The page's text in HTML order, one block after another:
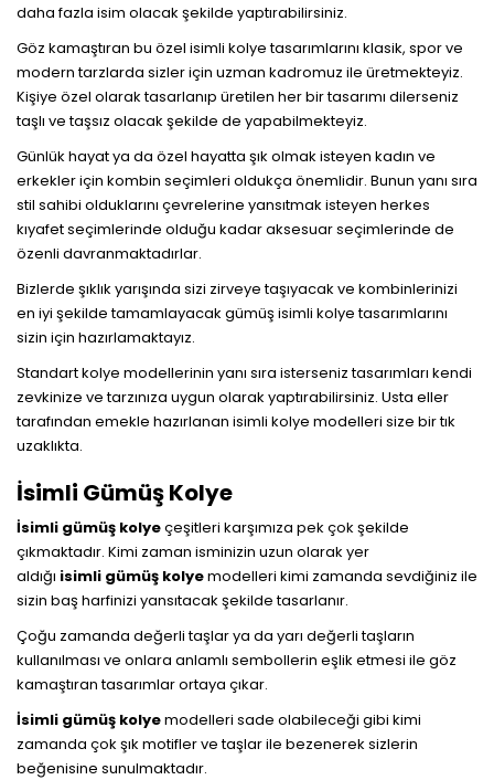
daha fazla isim olacak şekilde yaptırabilirsiniz.
Göz kamaştıran bu özel isimli kolye tasarımlarını klasik, spor ve
modern tarzlarda sizler için uzman kadromuz ile üretmekteyiz.
Kişiye özel olarak tasarlanıp üretilen her bir tasarımı dilerseniz
taşlı ve taşsız olacak şekilde de yapabilmekteyiz.
Günlük hayat ya da özel hayatta şık olmak isteyen kadın ve
erkekler için kombin seçimleri oldukça önemlidir. Bunun yanı sıra
stil sahibi olduklarını çevrelerine yansıtmak isteyen herkes
kıyafet seçimlerinde olduğu kadar aksesuar seçimlerinde de
özenli davranmaktadırlar.
Bizlerde şıklık yarışında sizi zirveye taşıyacak ve kombinlerinizi
en iyi şekilde tamamlayacak gümüş isimli kolye tasarımlarını
sizin için hazırlamaktayız.
Standart kolye modellerinin yanı sıra isterseniz tasarımları kendi
zevkinize ve tarzınıza uygun olarak yaptırabilirsiniz. Usta eller
tarafından emekle hazırlanan isimli kolye modelleri size bir tık
uzaklıkta.
İsimli Gümüş Kolye
İsimli gümüş kolyeçeşitleri karşımıza pek çok şekilde
çıkmaktadır. Kimi zaman isminizin uzun olarak yer
aldığı isimli gümüş kolyemodelleri kimi zamanda sevdiğiniz ile
sizin baş harfinizi yansıtacak şekilde tasarlanır.
Çoğu zamanda değerli taşlar ya da yarı değerli taşların
kullanılması ve onlara anlamlı sembollerin eşlik etmesi ile göz
kamaştıran tasarımlar ortaya çıkar.
İsimli gümüş kolyemodelleri sade olabileceği gibi kimi
zamanda çok şık motifler ve taşlar ile bezenerek sizlerin
beğenisine sunulmaktadır.